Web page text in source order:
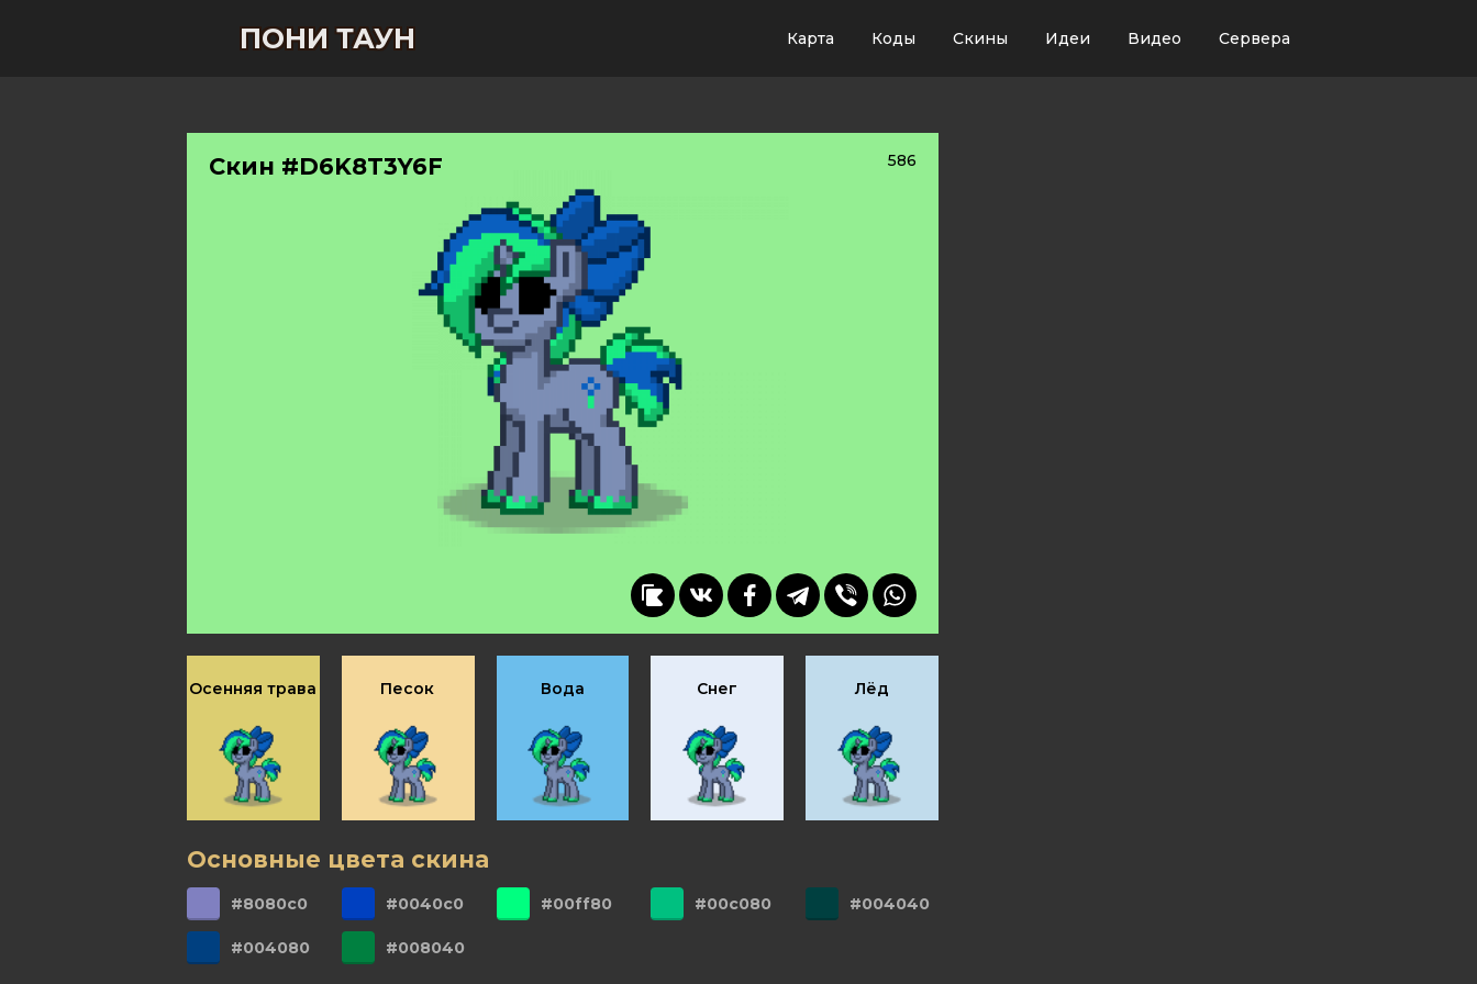
ПОНИ ТАУН Карта Коды Скины Идеи Видео Сервера
Скин #D6K8T3Y6F 586
Осенняя трава Песок Вода Снег Лёд
Основные цвета скина
#8080c0 #0040c0 #00ff80 #00c080 #004040
#004080 #008040